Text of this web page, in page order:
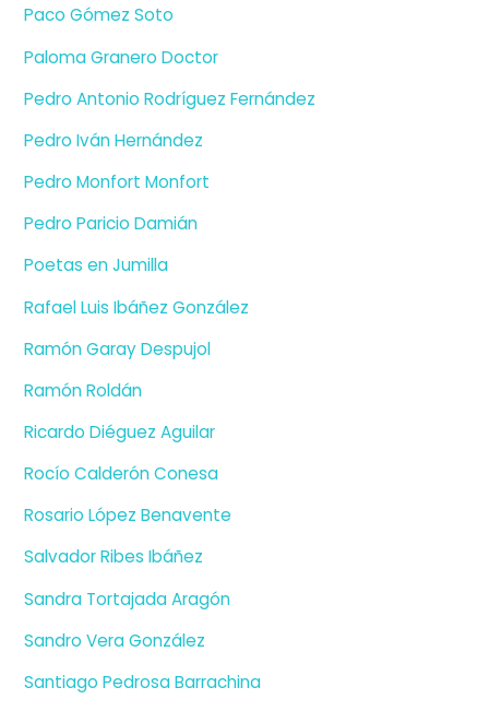
Paco Gómez Soto
Paloma Granero Doctor
Pedro Antonio Rodríguez Fernández
Pedro Iván Hernández
Pedro Monfort Monfort
Pedro Paricio Damián
Poetas en Jumilla
Rafael Luis Ibáñez González
Ramón Garay Despujol
Ramón Roldán
Ricardo Diéguez Aguilar
Rocío Calderón Conesa
Rosario López Benavente
Salvador Ribes Ibáñez
Sandra Tortajada Aragón
Sandro Vera González
Santiago Pedrosa Barrachina